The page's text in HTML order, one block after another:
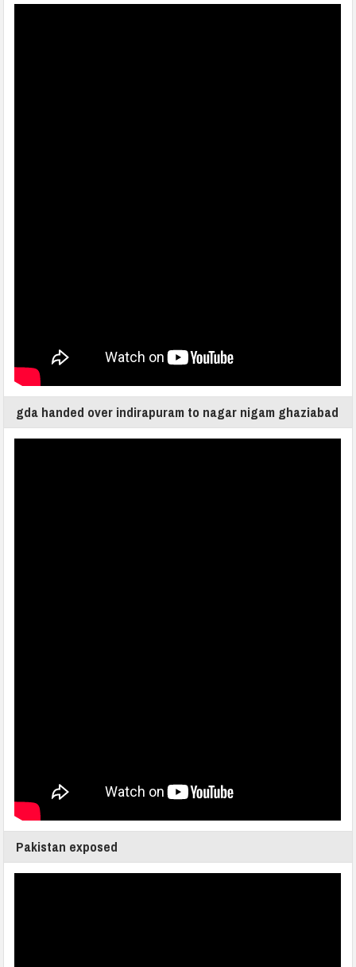
gda handed over indirapuram to nagar nigam ghaziabad
Pakistan exposed